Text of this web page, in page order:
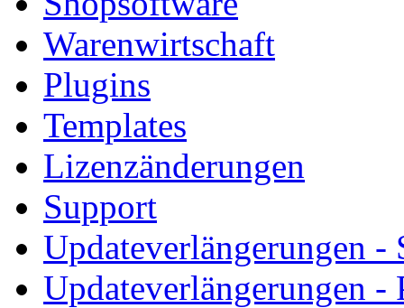
Warenwirtschaft
Plugins
Templates
Lizenzänderungen
Support
Updateverlängerungen -
Updateverlängerungen -